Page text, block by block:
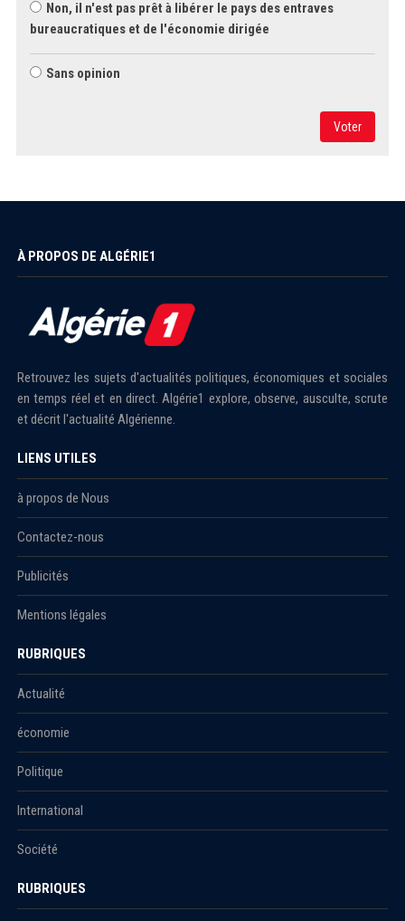
Non, il n'est pas prêt à libérer le pays des entraves
bureaucratiques et de l'économie dirigée
Sans opinion
Voter
À PROPOS DE ALGÉRIE1
Retrouvez les sujets d'actualités politiques, économiques et sociales
en temps réel et en direct. Algérie1 explore, observe, ausculte, scrute
et décrit l'actualité Algérienne.
LIENS UTILES
à propos de Nous
Contactez-nous
Publicités
Mentions légales
RUBRIQUES
Actualité
économie
Politique
International
Société
RUBRIQUES